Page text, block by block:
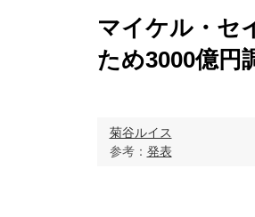
マイケル・セ
ため3000億円
菊谷ルイス
参考： 発表